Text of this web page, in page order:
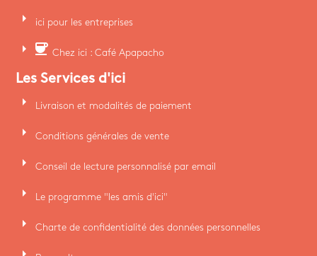
arrow_right ici pour les entreprises
arrow_right coffee Chez ici : Café Apapacho
Les Services d'ici
arrow_right Livraison et modalités de paiement
arrow_right Conditions générales de vente
arrow_right Conseil de lecture personnalisé par email
arrow_right Le programme "les amis d'ici"
arrow_right Charte de confidentialité des données personnelles